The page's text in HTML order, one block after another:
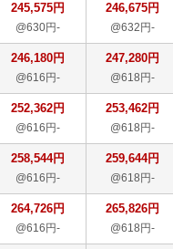
245,575円
@630円-
246,675円
@632円-
246,180円
@616円-
247,280円
@618円-
252,362円
@616円-
253,462円
@618円-
258,544円
@616円-
259,644円
@618円-
264,726円
@616円-
265,826円
@618円-